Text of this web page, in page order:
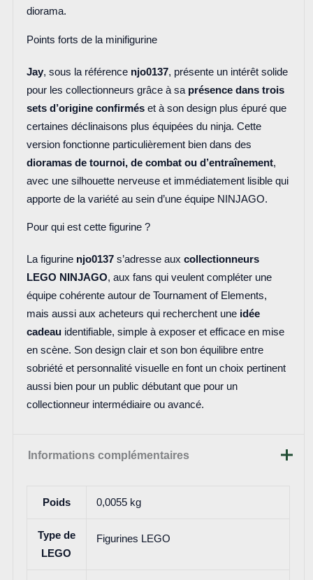
diorama.
Points forts de la minifigurine
Jay, sous la référence njo0137, présente un intérêt solide
pour les collectionneurs grâce à sa présence dans trois
sets d’origine confirméset à son design plus épuré que
certaines déclinaisons plus équipées du ninja. Cette
version fonctionne particulièrement bien dans des
dioramas de tournoi, de combat ou d’entraînement,
avec une silhouette nerveuse et immédiatement lisible qui
apporte de la variété au sein d’une équipe NINJAGO.
Pour qui est cette figurine ?
La figurine njo0137s’adresse aux collectionneurs
LEGO NINJAGO, aux fans qui veulent compléter une
équipe cohérente autour de Tournament of Elements,
mais aussi aux acheteurs qui recherchent une idée
cadeauidentifiable, simple à exposer et efficace en mise
en scène. Son design clair et son bon équilibre entre
sobriété et personnalité visuelle en font un choix pertinent
aussi bien pour un public débutant que pour un
collectionneur intermédiaire ou avancé.
Informations complémentaires
Poids 0,0055 kg
Type de
LEGO
Figurines LEGO